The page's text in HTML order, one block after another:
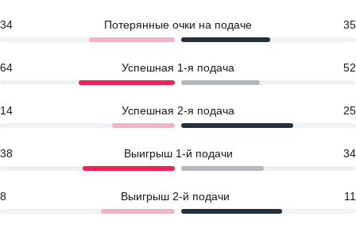
34 Потерянные очки на подаче 35
64 Успешная 1-я подача 52
14 Успешная 2-я подача 25
38 Выигрыш 1-й подачи 34
8 Выигрыш 2-й подачи 11